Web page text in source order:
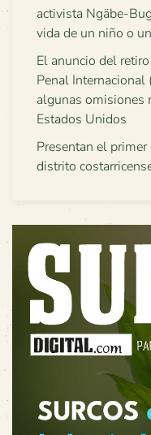
activista Ngäbe-
vida de un niño o
El anuncio del
Penal Internacional
algunas omisiones
Estados Unidos
Presentan el
distrito